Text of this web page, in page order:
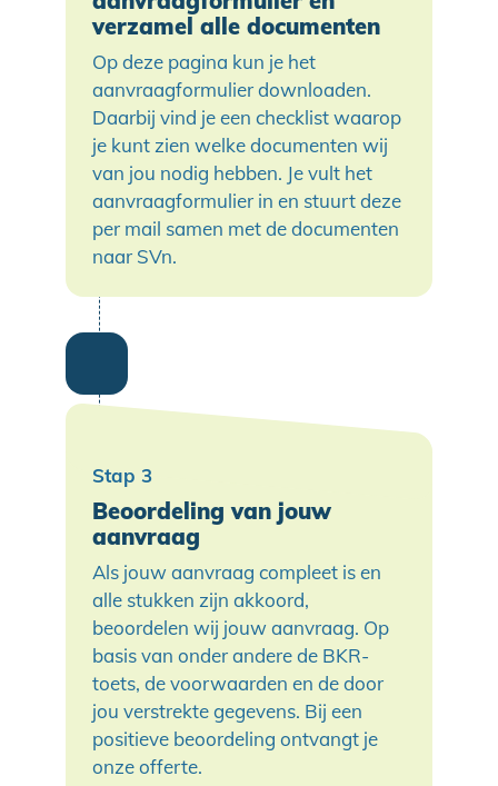
verzamel alle documenten
Op deze pagina kun je het
aanvraagformulier downloaden.
Daarbij vind je een checklist waarop
je kunt zien welke documenten wij
van jou nodig hebben. Je vult het
aanvraagformulier in en stuurt deze
per mail samen met de documenten
naar SVn.
Beoordeling van jouw
aanvraag
Als jouw aanvraag compleet is en
alle stukken zijn akkoord,
beoordelen wij jouw aanvraag. Op
basis van onder andere de BKR-
toets, de voorwaarden en de door
jou verstrekte gegevens. Bij een
positieve beoordeling ontvangt je
onze offerte.